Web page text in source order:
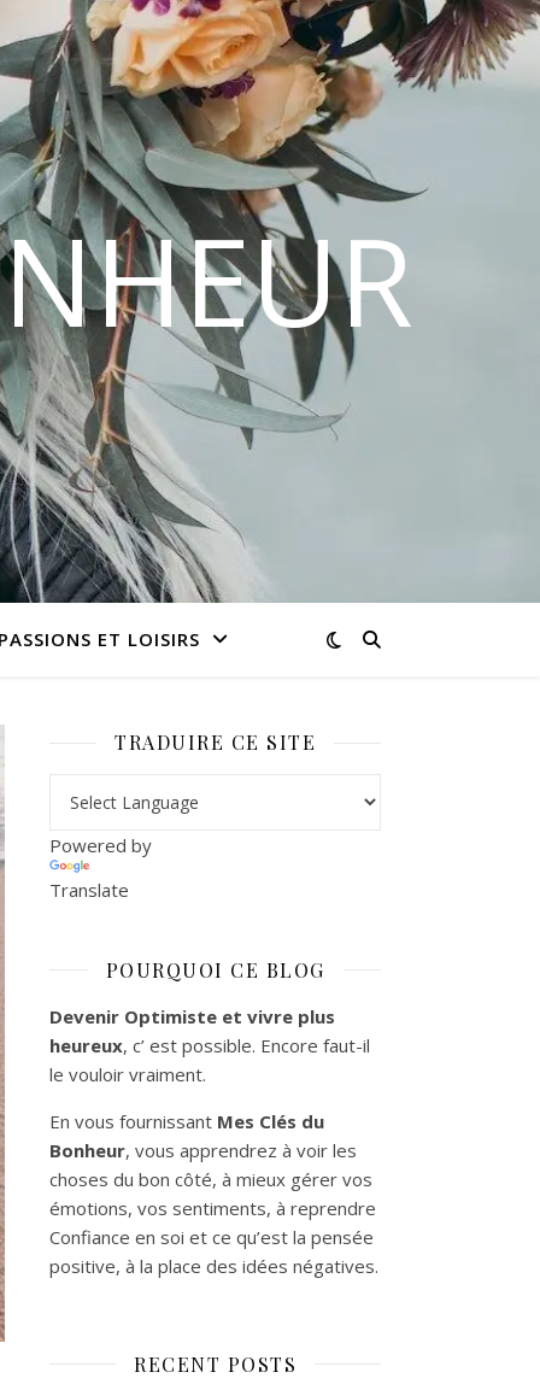
ET LOISIRS
TRADUIRE CE SITE
Powered by
Translate
POURQUOI CE BLOG
Devenir Optimiste et vivre plus
heureux, c’ est possible. Encore faut-il
le vouloir vraiment.
En vous fournissant Mes Clés du
Bonheur, vous apprendrez à voir les
choses du bon côté, à mieux gérer vos
émotions, vos sentiments, à reprendre
Confiance en soi et ce qu’est la pensée
positive, à la place des idées négatives.
RECENT POSTS